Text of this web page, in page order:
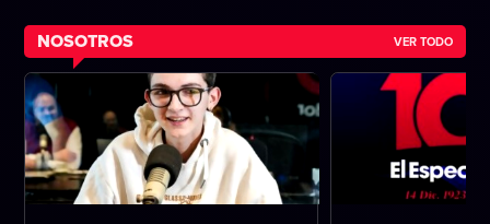
NOSOTROS VER TODO